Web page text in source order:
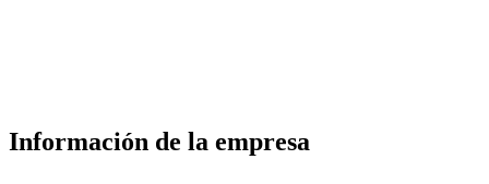
Información de la empresa